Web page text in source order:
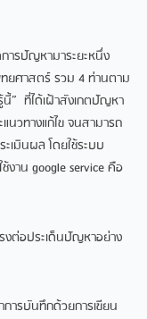
ปัญหามาระยะหนึ่ง
ยศาสตร์ รวม 4 ท่านตาม
นี้” ที่ได้เฝ้าสังเกตปัญหา
นวทางแก้ไข จนสามารถ
เมินผล โดยใช้ระบบ
งาน google service คือ
ประเด็นปัญหาอย่าง
ารบันทึกด้วยการเขียน